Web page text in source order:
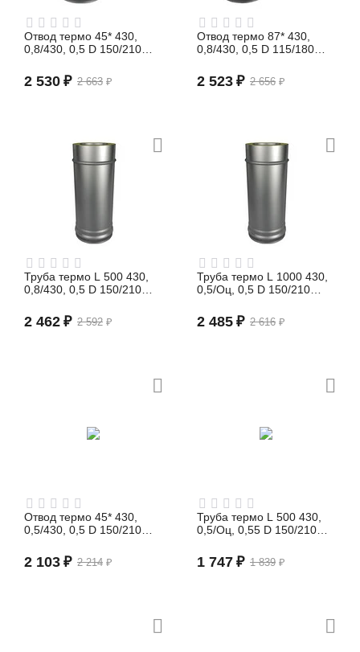
Отвод термо 45* 430,
0,8/430, 0,5 D 150/210
2 663 ₽
2 530 ₽
Отвод термо 87* 430,
0,8/430, 0,5 D 115/180
2 656 ₽
2 523 ₽
Труба термо L 500 430,
0,8/430, 0,5 D 150/210
2 592 ₽
2 462 ₽
Труба термо L 1000 430,
0,5/Оц, 0,5 D 150/210
2 616 ₽
2 485 ₽
Отвод термо 45* 430,
0,5/430, 0,5 D 150/210
2 214 ₽
2 103 ₽
Труба термо L 500 430,
0,5/Оц, 0,55 D 150/210
1 839 ₽
1 747 ₽